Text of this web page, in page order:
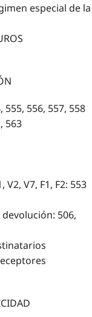
especial de la
556, 557, 558
563
V7, F1, F2: 553
506,